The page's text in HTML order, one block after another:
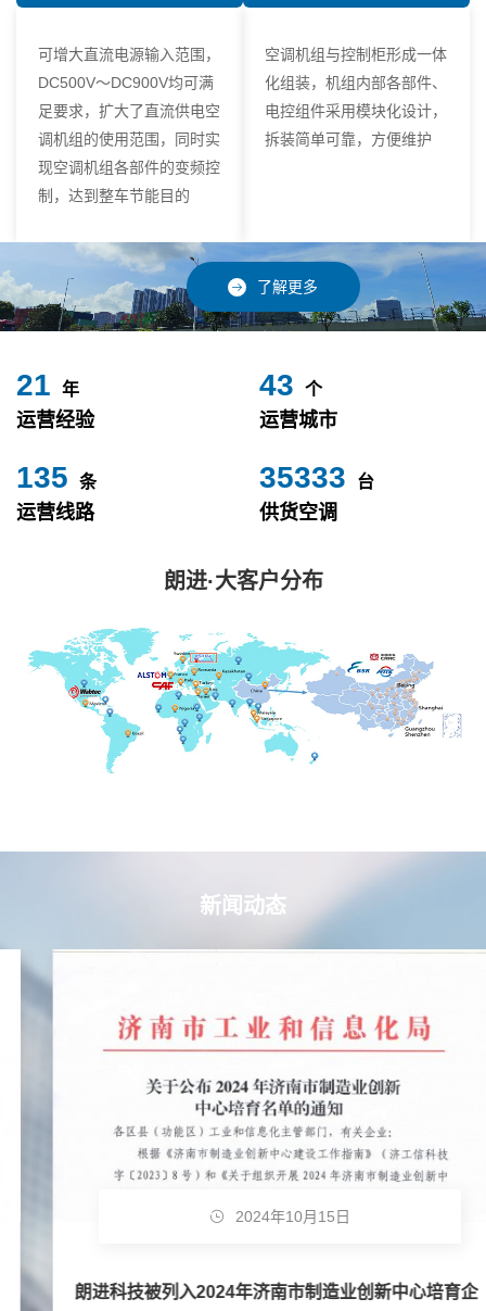
可增大直流电源输入范围，
DC500V～DC900V均可满
足要求，扩大了直流供电空
调机组的使用范围，同时实
现空调机组各部件的变频控
制，达到整车节能目的
空调机组与控制柜形成一体
化组装，机组内部各部件、
电控组件采用模块化设计，
拆装简单可靠，方便维护
了解更多
24 年
运营经验
49 个
运营城市
153 条
运营线路
40000 台
供货空调
朗进·大客户分布
新闻动态
2024年10月15日
朗进科技被列入2024年济南市制造业创新中心培育企